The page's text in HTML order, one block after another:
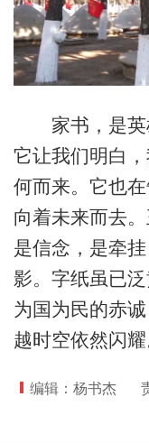
家书，是英雄
它让我们明白
何而来。它也
向着未来而去
是信念，是牵
影。字纸虽已
为国为民的赤
越时空依然闪耀
编辑：杨书杰